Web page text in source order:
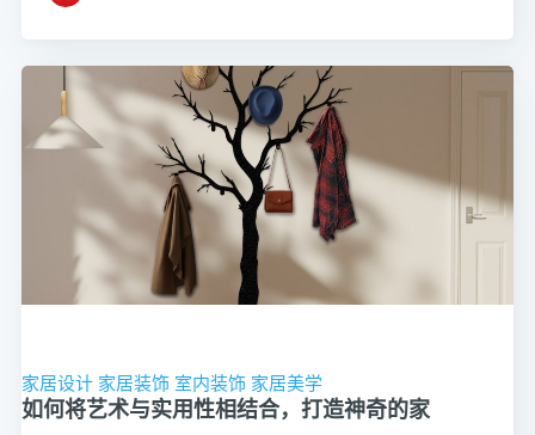
家居设计 家居装饰 室内装饰 家居美学
如何将艺术与实用性相结合，打造神奇的家